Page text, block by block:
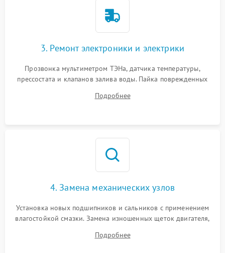
3. Ремонт электроники и электрики
Прозвонка мультиметром ТЭНа, датчика температуры,
прессостата и клапанов залива воды. Пайка поврежденных
Восстановление целостности проводки и контактов.
Подробнее
4. Замена механических узлов
Установка новых подшипников и сальников с применением
влагостойкой смазки. Замена изношенных щеток двигателя,
или поврежденной резиновой манжеты.
Подробнее